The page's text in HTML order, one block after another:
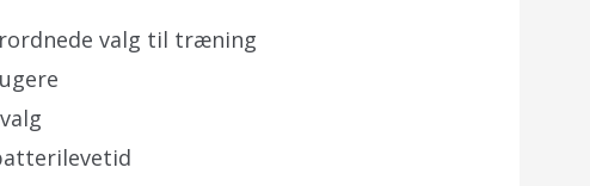
valg til træning